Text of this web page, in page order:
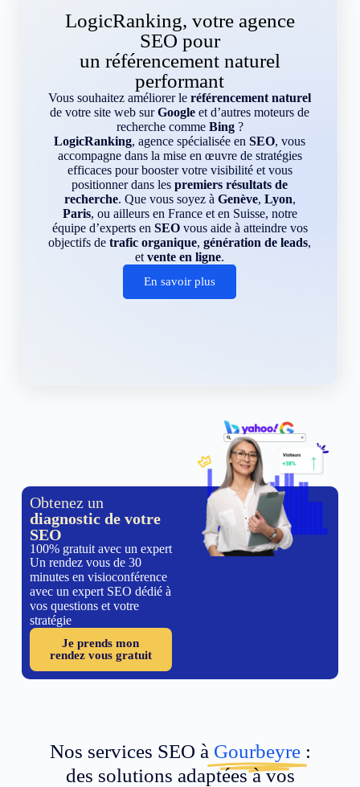
LogicRanking, votre agence
SEO pour
un référencement naturel
performant
Vous souhaitez améliorer leréférencement naturel
de votre site web surGoogle et d’autres moteurs de
recherche comme Bing?
LogicRanking, agence spécialisée enSEO, vous
accompagne dans la mise en œuvre de stratégies
efficaces pour booster votre visibilité et vous
positionner dans lespremiers résultats de
recherche. Que vous soyez à Genève, Lyon,
Paris, ou ailleurs en France et en Suisse, notre
équipe d’experts en SEOvous aide à atteindre vos
objectifs detrafic organique,génération de leads,
etvente en ligne.
En savoir plus
Obtenez un
diagnostic de votre
SEO
100% gratuit avec un expert
Un rendez vous de 30
minutes en visioconférence
avec un expert SEO dédié à
vos questions et votre
stratégie
Je prends mon
rendez vous gratuit
Nos services SEO à Gourbeyre :
des solutions adaptées à vos